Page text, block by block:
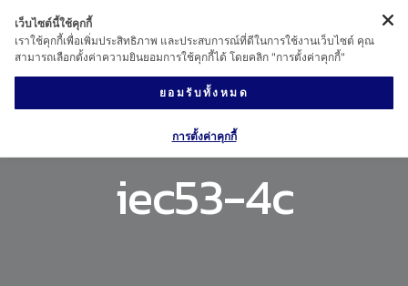
iec53-4c
เว็บไซต์นี้ใช้คุกกี้
เราใช้คุกกี้เพื่อเพิ่มประสิทธิภาพ และประสบการณ์ที่ดีในการใช้งานเว็บไซต์ คุณ
สามารถเลือกตั้งค่าความยินยอมการใช้คุกกี้ได้ โดยคลิก "การตั้งค่าคุกกี้"
ยอมรับทั้งหมด
การตั้งค่าคุกกี้